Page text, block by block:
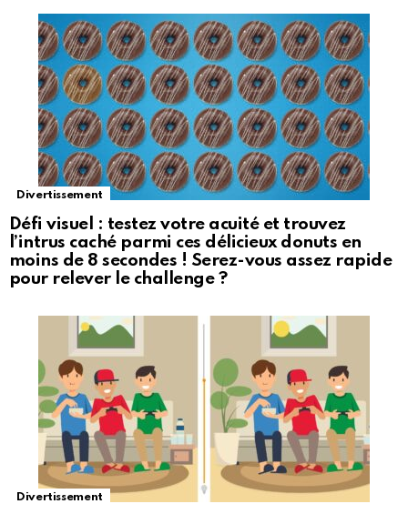
Divertissement
Défi visuel : testez votre acuité et trouvez
l’intrus caché parmi ces délicieux donuts en
moins de 8 secondes ! Serez-vous assez rapide
pour relever le challenge ?
Divertissement